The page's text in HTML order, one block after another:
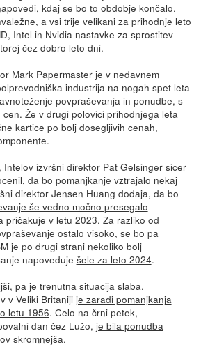
kdaj se bo to obdobje končalo.
a vsi trije velikani za prihodnje leto
Intel in Nvidia nastavke za sprostitev
čez dobro leto dni.
Mark Papermaster je v nedavnem
industrija na nogah spet leta
povpraševanja in ponudbe, s
Že v drugi polovici prihodnjega leta
kartice po bolj dosegljivih cenah,
izvršni direktor Pat Gelsinger sicer
da bo pomanjkanje vztrajalo nekaj
direktor Jensen Huang dodaja, da bo
še vedno močno presegalo
pričakuje v letu 2023. Za razliko od
ostalo visoko, se bo pa
je po drugi strani nekoliko bolj
napoveduje šele za leto 2024.
pa je trenutna situacija slaba.
v Veliki Britaniji je zaradi pomanjkanja
letu 1956. Celo na črni petek,
dan čez Lužo, je bila ponudba
skromnejša.